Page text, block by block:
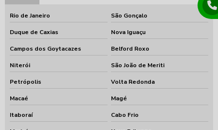
Rio de Janeiro São Gonçalo
Duque de Caxias Nova Iguaçu
Campos dos Goytacazes Belford Roxo
Niterói São João de Meriti
Petrópolis Volta Redonda
Macaé Magé
Itaboraí Cabo Frio